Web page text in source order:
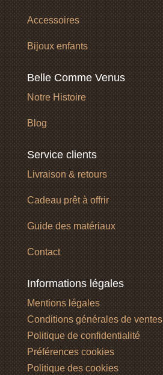
Accessoires
Bijoux enfants
Belle Comme Venus
Notre Histoire
Blog
Service clients
Livraison & retours
Cadeau prêt à offrir
Guide des matériaux
Contact
Informations légales
Mentions légales
Conditions générales de ventes
Politique de confidentialité
Préférences cookies
Politique des cookies